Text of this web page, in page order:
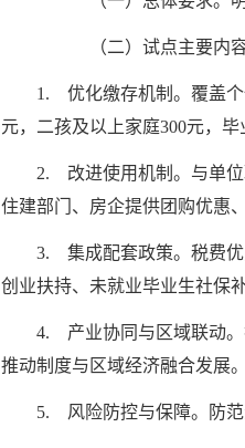
（二）试点主要内
1. 优化缴存机制。覆盖个
元，二孩及以上家庭300元，
2. 改进使用机制。与单位
住建部门、房企提供团购优惠
3. 集成配套政策。税费优
创业扶持、未就业毕业生社保
4. 产业协同与区域联动。
推动制度与区域经济融合发展
5. 风险防控与保障。防范